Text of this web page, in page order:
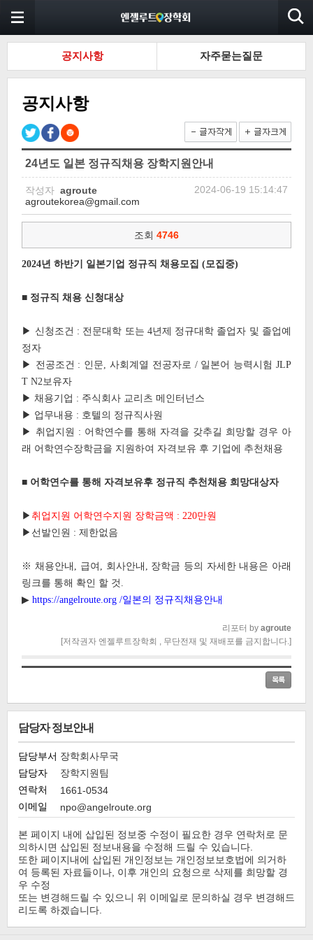
공지사항 자주묻는질문
공지사항
24년도 일본 정규직채용 장학지원안내
작성자 agroute
2024-06-19 15:14:47
agroutekorea@gmail.com
조회 4746
2024년 하반기 일본기업 정규직 채용모집 (모집중)
■ 정규직 채용 신청대상
▶ 신청조건 : 전문대학 또는 4년제 정규대학 졸업자 및 졸업예
정자
▶ 전공조건 : 인문, 사회계열 전공자로 / 일본어 능력시험 JLP
T N2보유자
▶ 채용기업 : 주식회사 교리츠 메인터넌스
▶ 업무내용 : 호텔의 정규직사원
▶ 취업지원 : 어학연수를 통해 자격을 갖추길 희망할 경우 아
래 어학연수장학금을 지원하여 자격보유 후 기업에 추천채용
■ 어학연수를 통해 자격보유후 정규직 추천채용 희망대상자
▶ 취업지원 어학연수지원 장학금액 : 220만원
▶선발인원 : 제한없음
※ 채용안내, 급여, 회사안내, 장학금 등의 자세한 내용은 아래
링크를 통해 확인 할 것.
▶ https://angelroute.org /일본의 정규직채용안내
리포터 by agroute
[저작권자 엔젤루트장학회 , 무단전재 및 재배포를 금지합니다.]
담당자 정보안내
담당부서 장학회사무국
담당자
장학지원팀
연락처
1661-0534
이메일
npo@angelroute.org
본 페이지 내에 삽입된 정보중 수정이 필요한 경우 연락처로 문
의하시면 삽입된 정보내용을 수정해 드릴 수 있습니다.
또한 페이지내에 삽입된 개인정보는 개인정보보호법에 의거하
여 등록된 자료들이나, 이후 개인의 요청으로 삭제를 희망할 경
우 수정
또는 변경해드릴 수 있으니 위 이메일로 문의하실 경우 변경해드
리도록 하겠습니다.